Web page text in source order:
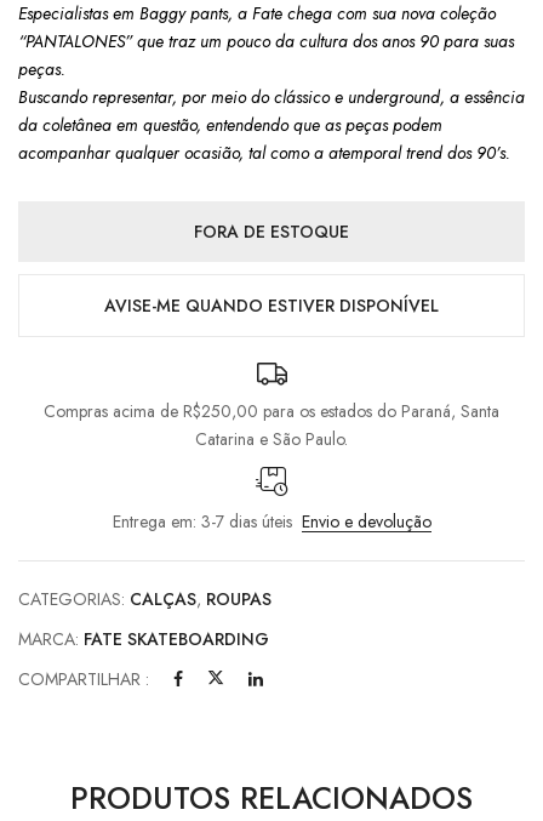
Especialistas em Baggy pants, a Fate chega com sua nova coleção
“PANTALONES” que traz um pouco da cultura dos anos 90 para suas
peças.
Buscando representar, por meio do clássico e underground, a essência
da coletânea em questão, entendendo que as peças podem
acompanhar qualquer ocasião, tal como a atemporal trend dos 90’s.
FORA DE ESTOQUE
AVISE-ME QUANDO ESTIVER DISPONÍVEL
Compras acima de R$250,00 para os estados do Paraná, Santa
Catarina e São Paulo.
Entrega em: 3-7 dias úteis Envio e devolução
CATEGORIAS: CALÇAS, ROUPAS
MARCA: FATE SKATEBOARDING
COMPARTILHAR :
PRODUTOS RELACIONADOS